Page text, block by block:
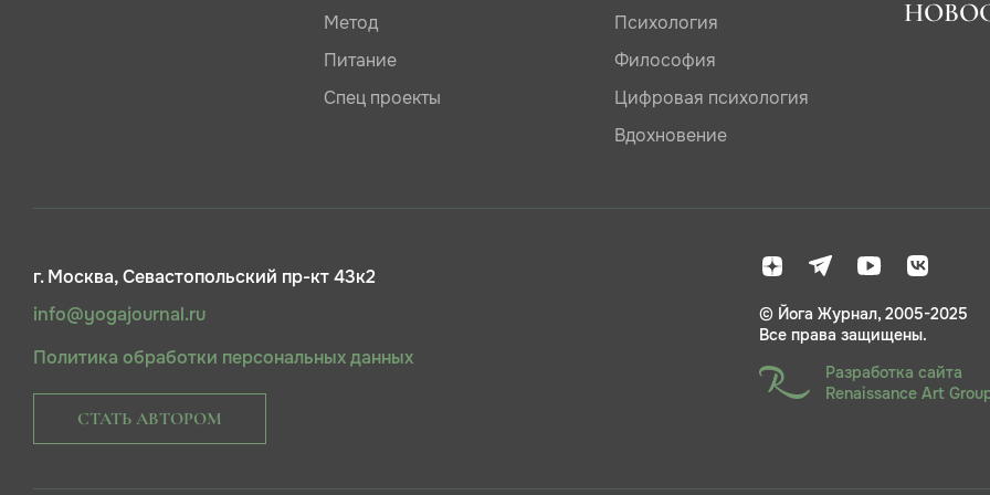
Метод
Питание
Спец проекты
Психология
Философия
Цифровая психология
Вдохновение
г. Москва, Севастопольский пр-кт 43к2
info@yogajournal.ru
Политика обработки персональных данных
СТАТЬ АВТОРОМ
© Йога Журнал, 2005-2025
Все права защищены.
Разработка сайта
Renaissance Art